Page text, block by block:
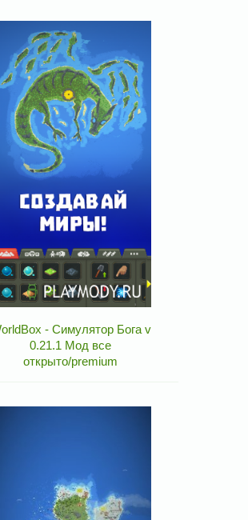
- Симулятор Бога v
0.21.1 Мод все
открыто/premium